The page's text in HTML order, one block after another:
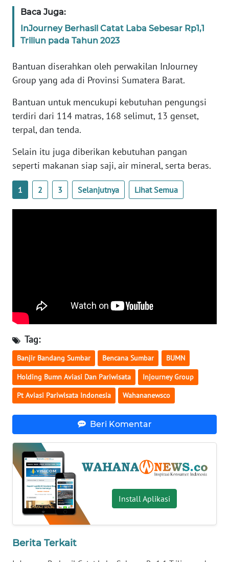
Baca Juga:
InJourney Berhasil Catat Laba Sebesar Rp1,1
Triliun pada Tahun 2023
Bantuan diserahkan oleh perwakilan InJourney
Group yang ada di Provinsi Sumatera Barat.
Bantuan untuk mencukupi kebutuhan pengungsi
terdiri dari 114 matras, 168 selimut, 13 genset,
terpal, dan tenda.
Selain itu juga diberikan kebutuhan pangan
seperti makanan siap saji, air mineral, serta beras.
1 2 3 Selanjutnya Lihat Semua
Tag:
Banjir Bandang Sumbar Bencana Sumbar BUMN
Holding Bumn Aviasi Dan Pariwisata Injourney Group
Pt Aviasi Pariwisata Indonesia Wahananewsco
Beri Komentar
Install Aplikasi
Berita Terkait
SUMUT
WN
JABAR
WN
WN
KEPRI
WN
RIAU
WN
SERAMBI
WN
JAMBI
SULTRA
WN
NTB
WN
SULTENG
WN